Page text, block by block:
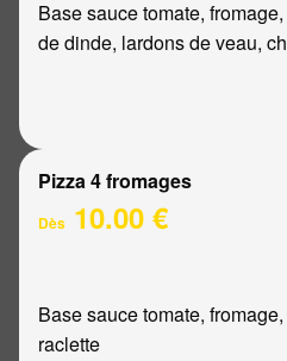
Base sauce tomate,
de dinde, lardons de veau,
Pizza 4 fromages
Dès 10.00 €
Base sauce tomate,
raclette